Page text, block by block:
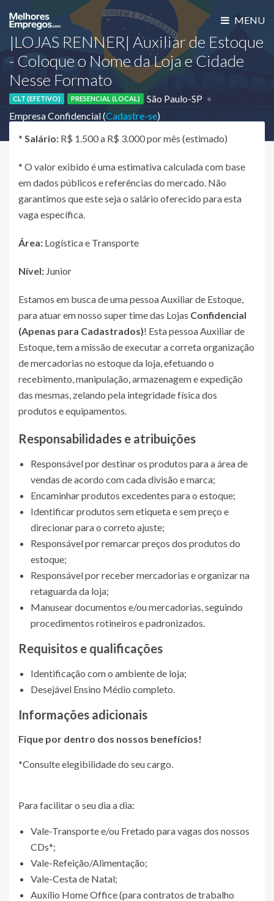
MENU
|LOJAS RENNER| Auxiliar de Estoque
- Coloque o Nome da Loja e Cidade
Nesse Formato
CLT (EFETIVO) PRESENCIAL (LOCAL)
São Paulo-SP
Empresa Confidencial (Cadastre-se)
* Salário: R$ 1.500 a R$ 3.000 por mês (estimado)
* O valor exibido é uma estimativa calculada com base
em dados públicos e referências do mercado. Não
garantimos que este seja o salário oferecido para esta
vaga específica.
Área: Logística e Transporte
Nível: Junior
Estamos em busca de uma pessoa Auxiliar de Estoque,
para atuar em nosso super time das Lojas Confidencial
(Apenas para Cadastrados)! Esta pessoa Auxiliar de
Estoque, tem a missão de executar a correta organização
de mercadorias no estoque da loja, efetuando o
recebimento, manipulação, armazenagem e expedição
das mesmas, zelando pela integridade física dos
produtos e equipamentos.
Responsabilidades e atribuições
Responsável por destinar os produtos para a área de
vendas de acordo com cada divisão e marca;
Encaminhar produtos excedentes para o estoque;
Identificar produtos sem etiqueta e sem preço e
direcionar para o correto ajuste;
Responsável por remarcar preços dos produtos do
estoque;
Responsável por receber mercadorias e organizar na
retaguarda da loja;
Manusear documentos e/ou mercadorias, seguindo
procedimentos rotineiros e padronizados.
Requisitos e qualificações
Identificação com o ambiente de loja;
Desejável Ensino Médio completo.
Informações adicionais
Fique por dentro dos nossos benefícios!
*Consulte elegibilidade do seu cargo.
Para facilitar o seu dia a dia:
Vale-Transporte e/ou Fretado para vagas dos nossos
CDs*;
Vale-Refeição/Alimentação;
Vale-Cesta de Natal;
Auxílio Home Office (para contratos de trabalho